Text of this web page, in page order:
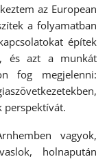
az European
a folyamatban
építek
és azt a munkát
fog megjelenni:
perspektívát.
vagyok,
holnapután